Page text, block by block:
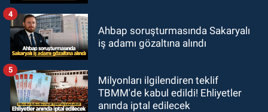
Ahbap soruşturmasında Sakaryalı
iş adamı gözaltına alındı
4
Milyonları ilgilendiren teklif
TBMM'de kabul edildi! Ehliyetler
anında iptal edilecek
5